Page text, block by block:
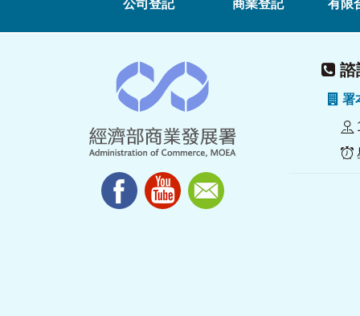
公司登記 商業登記 有限
諮